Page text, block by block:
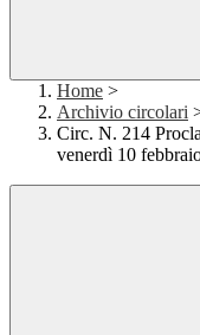
Home >
Archivio circolari
Circ. N. 214
venerdì 10